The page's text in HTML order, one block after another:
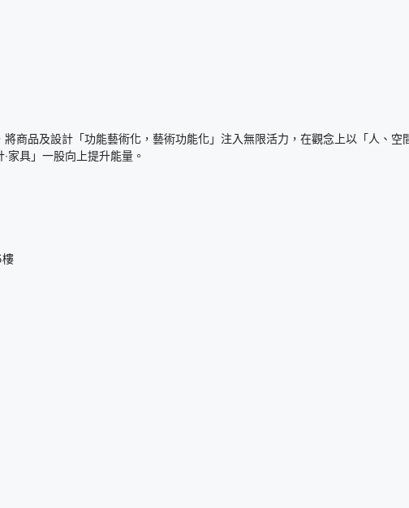
商品及設計「功能藝術化，藝術功能化」注入無限活力，在觀念上以「人、空
家具」一股向上提升能量。